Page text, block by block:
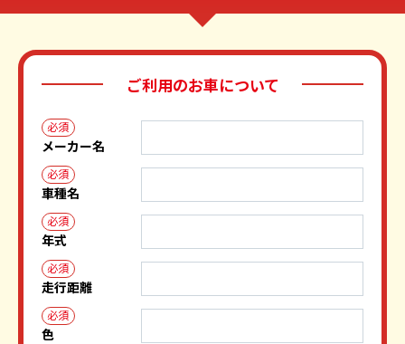
ご利用のお車について
必須
メーカー名
必須
車種名
必須
年式
必須
走行距離
必須
色